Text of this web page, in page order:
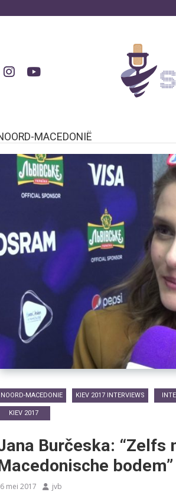
MACEDONIË
NOORD-MACEDONIE KIEV 2017 INTERVIEWS
KIEV 2017
Burčeska: “Zelfs
bodem”
6 mei 2017 jvb